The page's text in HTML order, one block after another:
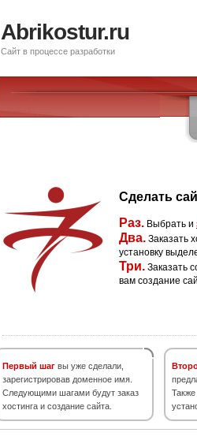
Abrikostur.ru
Сайт в процессе разработки
Сделать
Раз. Выбрать и
Два. Заказать
установку
Три. Заказать
вам создание
Первый шаг вы уже сделали,
зарегистрировав доменное имя.
Следующими шагами будут заказ
хостинга и создание сайта.
Также